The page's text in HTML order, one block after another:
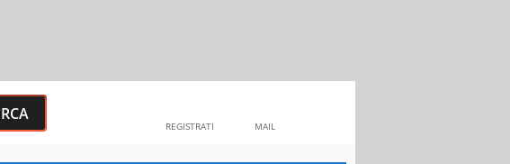
MAIL
REGISTRATI